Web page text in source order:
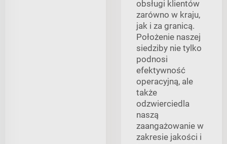
obsługi klientów
zarówno w kraju,
jak i za granicą.
Położenie naszej
siedziby nie tylko
podnosi
efektywność
operacyjną, ale
także
odzwierciedla
naszą
zaangażowanie w
zakresie jakości i